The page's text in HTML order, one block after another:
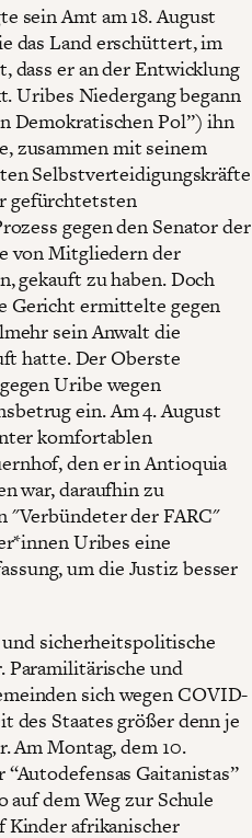
sein Amt am 18. August
das Land erschüttert, im
dass er an der Entwicklung
Uribes Niedergang begann
Demokratischen Pol”) ihn
zusammen mit seinem
Selbstverteidigungskräfte
gefürchtetsten
gegen den Senator der
von Mitgliedern der
gekauft zu haben. Doch
Gericht ermittelte gegen
sein Anwalt die
hatte. Der Oberste
Uribe wegen
ein. Am 4. August
komfortablen
den er in Antioquia
war, daraufhin zu
"Verbündeter der FARC"
Uribes eine
um die Justiz besser
sicherheitspolitische
Paramilitärische und
sich wegen COVID-
des Staates größer denn je
Am Montag, dem 10.
Gaitanistas”
dem Weg zur Schule
Kinder afrikanischer